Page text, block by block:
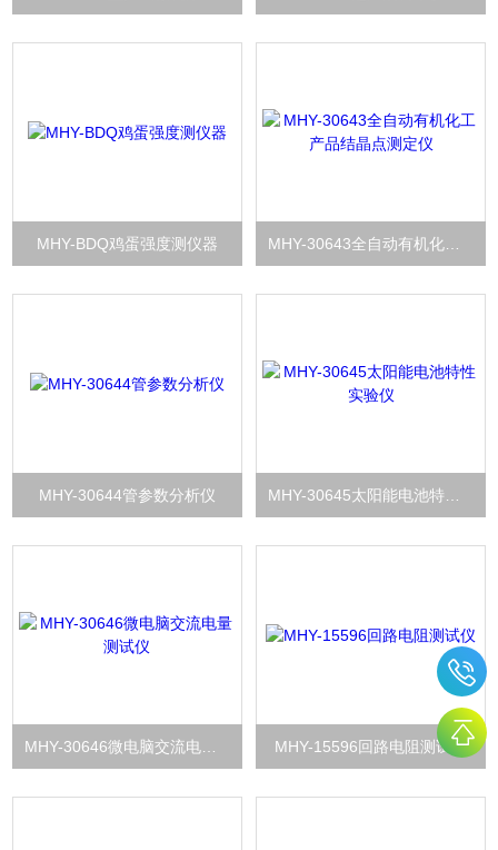
MHY-BDQ鸡蛋强度测仪器 MHY-30643全自动有机化工产品结晶点测定仪
MHY-30644管参数分析仪
MHY-30646微电脑交流电量测试仪 MHY-15596回路电阻测试仪